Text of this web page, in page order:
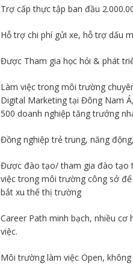
Trợ cấp thực tập ban đầu
Hỗ trợ chi phí gửi xe, hỗ trợ dấu
Được Tham gia học hỏi & phát
Làm việc trong môi trường
Digital Marketing tại Đông Nam
500 doanh nghiệp tăng trưởng
Đồng nghiệp trẻ trung, năng
Được đào tạo/ tham gia đào tạo
việc trong môi trường công sở
bắt xu thế thị trường
Career Path minh bạch, nhiều
việc.
Môi trường làm việc Open,